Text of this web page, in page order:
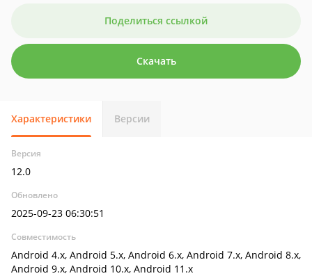
Поделиться ссылкой
Скачать
Характеристики Версии
Версия
12.0
Обновлено
2025-09-23 06:30:51
Совместимость
Android 4.x, Android 5.x, Android 6.x, Android 7.x, Android 8.x,
Android 9.x, Android 10.x, Android 11.x